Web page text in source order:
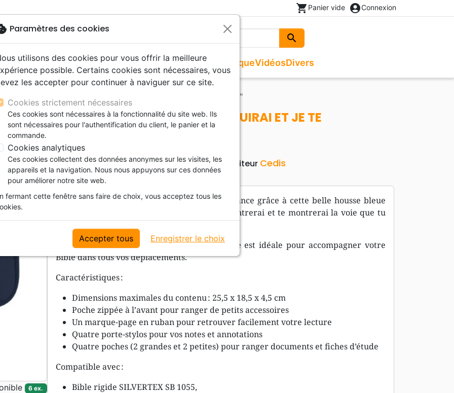
shopping_cart Panier vide account_circleConnexion
search
Rechercher
Nouveautés Bibles
gros caractères
d'étude
de mariage
Nouveaux Testaments
Evangiles et extraits
Bibles langues étrangères
Livres
Audio
Couple, famille, individu
Enfants
Formation
Livres autres langues
Jeunesse
adultes
CD Jeunesse
Musique
CD Isräel
Noël, Musique de fête
CD Enfants
Vidéos
spectacles
conférences
Films, fiction
Histoires vraies, témoignages
Divers
Commerce équitable
Accessoires de Bible
BIBLE LARGE "JE T'INSTRUIRAI ET JE TE MONTRERAI"
HOUSSE BIBLE LARGE "JE T'INSTRUIRAI ET JE TE
MONTRERAI"
CEDIS
RéférenceCEDHOU302 EAN3700318963932 Editeur Cedis
Description
Protégez et transportez votre Bible avec élégance grâce à cette belle housse bleue
avec le verset biblique Je t’instruirai et te montrerai et te montrerai la voie que tu
Conçue pour allier praticité et durabilité, elle est idéale pour accompagner votre
Bible dans tous vos déplacements.
Caractéristiques :
Dimensions maximales du contenu : 25,5 x 18,5 x 4,5 cm
Poche zippée à l’avant pour ranger de petits accessoires
Un marque-page en ruban pour retrouver facilement votre lecture
Quatre porte-stylos pour vos notes et annotations
Quatre poches (2 grandes et 2 petites) pour ranger documents et fiches d’étude
Compatible avec :
Bible rigide SILVERTEX SB 1055,
6 ex.
Paramètres des cookies
utilisons des cookies pour vous offrir la meilleure
possible. Certains cookies sont nécessaires, vous
les accepter pour continuer à naviguer sur ce site.
Cookies strictement nécessaires
Ces cookies sont nécessaires à la fonctionnalité du site web. Ils
sont nécessaires pour l'authentification du client, le panier et la
commande.
Cookies analytiques
Ces cookies collectent des données anonymes sur les visites, les
appareils et la navigation. Nous nous appuyons sur ces données
pour améliorer notre site web.
fermant cette fenêtre sans faire de choix, vous acceptez tous les
Accepter tous Enregistrer le choix